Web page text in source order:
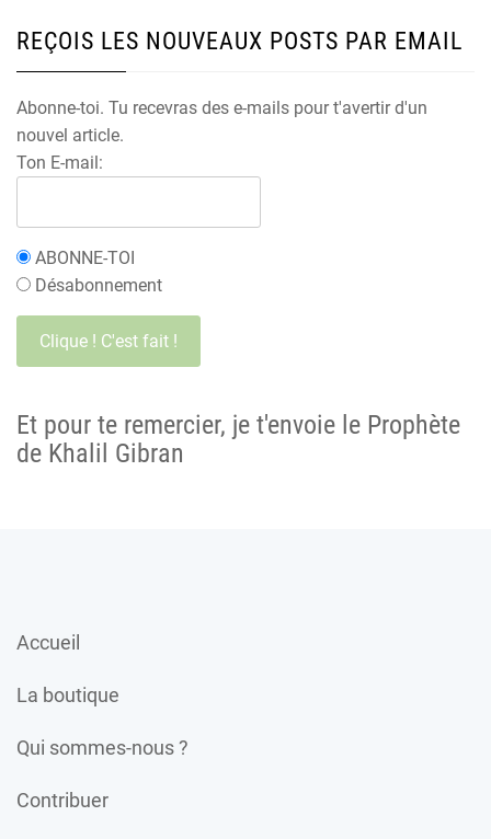
REÇOIS LES NOUVEAUX POSTS PAR EMAIL
Abonne-toi. Tu recevras des e-mails pour t'avertir d'un
nouvel article.
Ton E-mail:
ABONNE-TOI
Désabonnement
Et pour te remercier, je t'envoie le Prophète
de Khalil Gibran
Accueil
La boutique
Qui sommes-nous ?
Contribuer